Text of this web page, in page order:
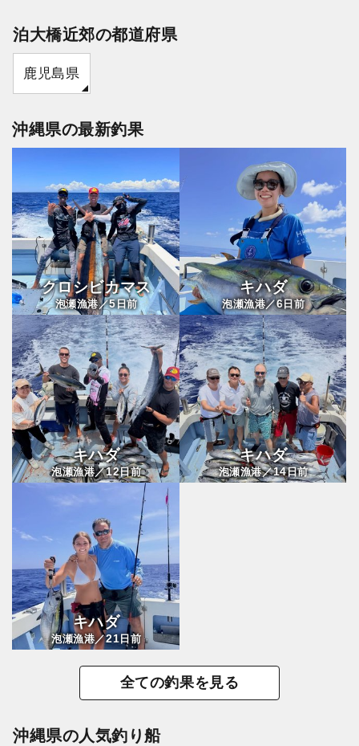
泊大橋近郊の都道府県
鹿児島県
沖縄県の最新釣果
クロシビカマス
泡瀬漁港／5日前
キハダ
泡瀬漁港／6 日前
キハダ
泡瀬漁港／12日前
キハダ
泡瀬漁港／14日前
キハダ
泡瀬漁港／21日前
全ての釣果を見る
沖縄県の人気釣り船